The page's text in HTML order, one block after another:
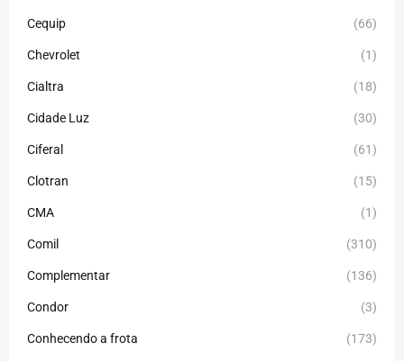
Cequip (66)
Chevrolet (1)
Cialtra (18)
Cidade Luz (30)
Ciferal (61)
Clotran (15)
CMA (1)
Comil (310)
Complementar (136)
Condor (3)
Conhecendo a frota (173)